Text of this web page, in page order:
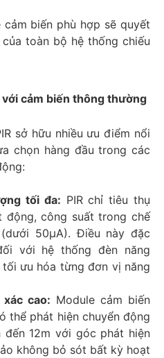
biến phù hợp sẽ quyết
toàn bộ hệ thống chiếu
cảm biến thông thường
sở hữu nhiều ưu điểm nổi
chọn hàng đầu trong các
tối đa: PIR chỉ tiêu thụ
động, công suất trong chế
50μA). Điều này đặc
với hệ thống đèn năng
ưu hóa từng đơn vị năng
cao: Module cảm biến
thể phát hiện chuyển động
đến 12m với góc phát hiện
không bỏ sót bất kỳ hoạt